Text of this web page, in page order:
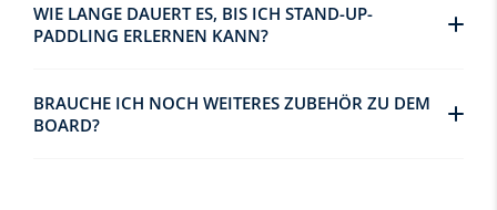
WIE LANGE DAUERT ES, BIS ICH STAND-UP-
PADDLING ERLERNEN KANN?
BRAUCHE ICH NOCH WEITERES ZUBEHÖR ZU DEM
BOARD?